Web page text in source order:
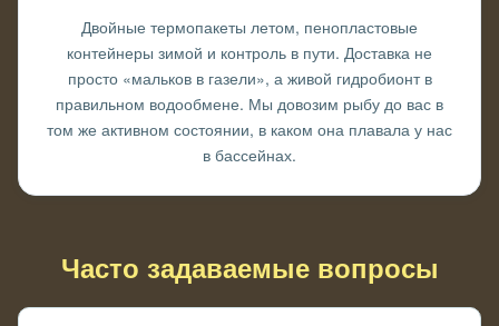
Двойные термопакеты летом, пенопластовые
контейнеры зимой и контроль в пути. Доставка не
просто «мальков в газели», а живой гидробионт в
правильном водообмене. Мы довозим рыбу до вас в
том же активном состоянии, в каком она плавала у нас
в бассейнах.
Часто задаваемые вопросы